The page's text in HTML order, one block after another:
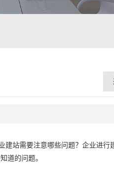
建站需要注意哪些问题？企业进行
道的问题。